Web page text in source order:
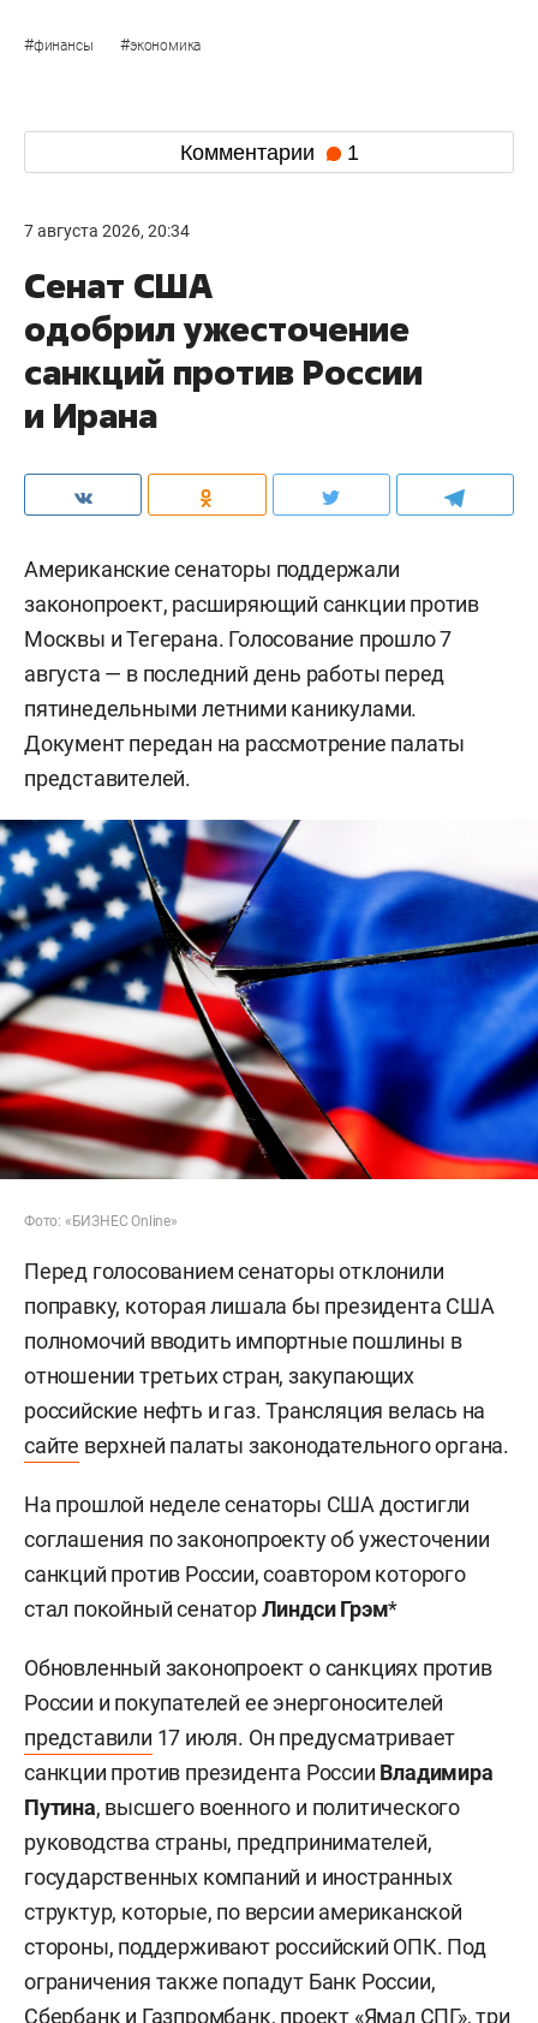
#финансы #экономика
Комментарии 1
7 августа 2026, 20:34
Сенат США
одобрил ужесточение
санкций против России
и Ирана
Американские сенаторы поддержали
законопроект, расширяющий санкции против
Москвы и Тегерана. Голосование прошло 7
августа — в последний день работы перед
пятинедельными летними каникулами.
Документ передан на рассмотрение палаты
представителей.
Фото: «БИЗНЕС Online»
Перед голосованием сенаторы отклонили
поправку, которая лишала бы президента США
полномочий вводить импортные пошлины в
отношении третьих стран, закупающих
российские нефть и газ. Трансляция велась на
сайте верхней палаты законодательного органа.
На прошлой неделе сенаторы США достигли
соглашения по законопроекту об ужесточении
санкций против России, соавтором которого
стал покойный сенаторЛиндси Грэм*
Обновленный законопроект о санкциях против
России и покупателей ее энергоносителей
представили 17 июля. Он предусматривает
санкции против президента России Владимира
Путина, высшего военного и политического
руководства страны, предпринимателей,
государственных компаний и иностранных
структур, которые, по версии американской
стороны, поддерживают российский ОПК. Под
ограничения также попадут Банк России,
Сбербанк и Газпромбанк, проект «Ямал СПГ», три